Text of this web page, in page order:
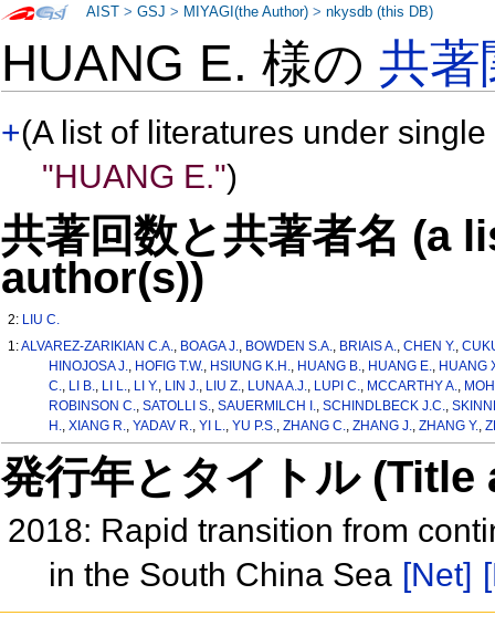
HUANG E. 様の共著
+(A list of literatures under
"HUANG E.")
共著回数と共著者名 (a
author(s))
2: LIU C.
1:ALVAREZ-ZARIKIAN C.A., BOAGA J., BOWDEN S.A., BRIAIS A.,CHEN Y.,
HINOJOSA J., HOFIG T.W., HSIUNG K.H., HUANG B., HUANG E., HUANG
C., LI B., LI L., LI Y., LIN J., LIU Z., LUNA A.J., LUPI C., MCCARTHY A.,
ROBINSON C., SATOLLI S., SAUERMILCH I., SCHINDLBECK J.C.,
H., XIANG R., YADAV R., YI L., YU P.S., ZHANG C., ZHANG J., ZHANG Y.,
発行年とタイトル
2018: Rapid transition from
in the South China Sea [Net]
AIST >GSJ > MIYAGI(the Author) >nkysdb (this DB)